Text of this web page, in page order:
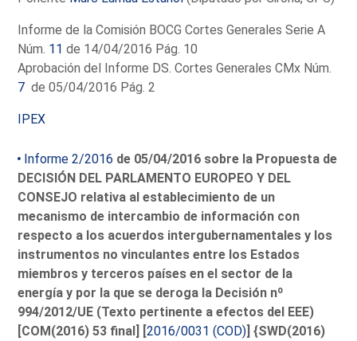
Informe de la Comisión BOCG Cortes Generales Serie A
Núm. 11 de 14/04/2016 Pág. 10
Aprobación del Informe DS. Cortes Generales CMx Núm.
7 de 05/04/2016 Pág. 2
IPEX
Informe 2/2016 de 05/04/2016 sobre la Propuesta de
DECISIÓN DEL PARLAMENTO EUROPEO Y DEL
CONSEJO relativa al establecimiento de un
mecanismo de intercambio de información con
respecto a los acuerdos intergubernamentales y los
instrumentos no vinculantes entre los Estados
miembros y terceros países en el sector de la
energía y por la que se deroga la Decisión nº
994/2012/UE (Texto pertinente a efectos del EEE)
[COM(2016) 53 final] [2016/0031 (COD)] {SWD(2016)